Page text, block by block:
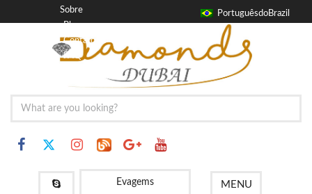
PortuguêsdoBrazil
Sobre
Blog
Contato
FAQ
MENU
Evagems